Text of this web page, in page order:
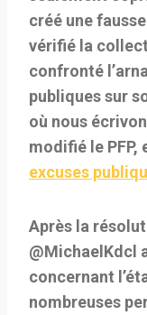
créé une
vérifié la
confronté
publiques sur
où nous
modifié le PFP,
excuses
Après la
@MichaelKdcl
concernant
nombreuses